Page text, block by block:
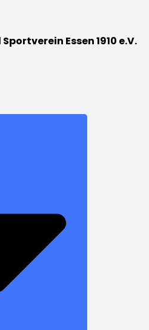
Essen 1910 e.V.